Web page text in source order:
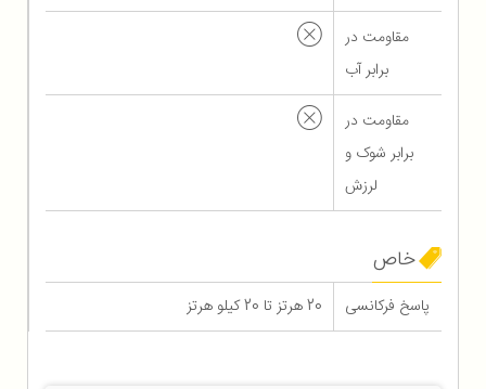
مقاومت در
برابر آب
مقاومت در
برابر شوک و
لرزش
خاص
پاسخ فرکانسی 20 هرتز تا 20 کیلو هرتز